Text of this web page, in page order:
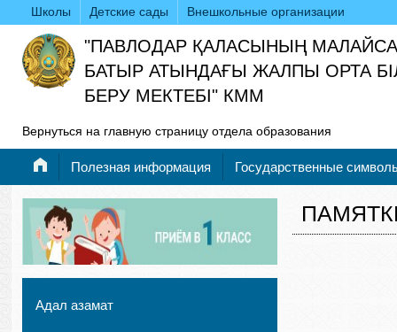
Школы Детские сады Внешкольные организации
"ПАВЛОДАР ҚАЛАСЫНЫҢ
БАТЫР АТЫНДАҒЫ ЖАЛПЫ ОРТА
БЕРУ МЕКТЕБІ" КММ
Вернуться на главную страницу отдела образования
Полезная информация Государственные
Адал азамат